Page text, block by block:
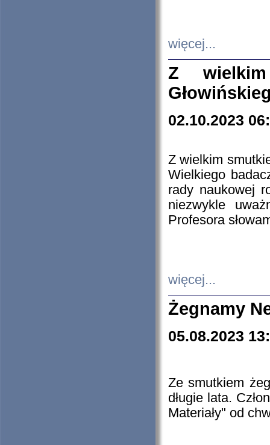
więcej...
Z
02.10.2023
Z wielkim
Wielkiego
rady naukowej
niezwykle
Profesora
więcej...
Żegnamy
05.08.2023
Ze smutkiem
długie lata.
Materiały" od